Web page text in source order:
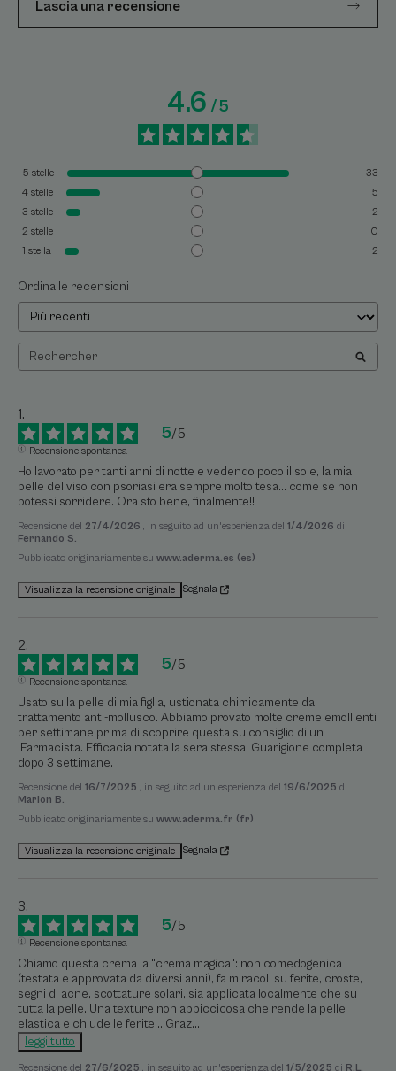
Lascia una recensione
4.6/5
5 stelle
33
4 stelle
5
3 stelle
2
2 stelle
0
1 stella 2
Ordina le recensioni
5/5
Recensione spontanea
Ho lavorato per tanti anni di notte e vedendo poco il sole, la mia
pelle del viso con psoriasi era sempre molto tesa... come se non
potessi sorridere. Ora sto bene, finalmente!!
Recensione del 27/4/2026 , in seguito ad un'esperienza del 1/4/2026 di
Fernando S.
Pubblicato originariamente su www.aderma.es (es)
Visualizza la recensione originale Segnala
5/5
Recensione spontanea
Usato sulla pelle di mia figlia, ustionata chimicamente dal
trattamento anti-mollusco. Abbiamo provato molte creme emollienti
per settimane prima di scoprire questa su consiglio di un
dopo 3 settimane.
Recensione del 16/7/2025 , in seguito ad un'esperienza del 19/6/2025 di
Marion B.
Pubblicato originariamente su www.aderma.fr (fr)
Visualizza la recensione originale Segnala
5/5
Recensione spontanea
Chiamo questa crema la "crema magica": non comedogenica
(testata e approvata da diversi anni), fa miracoli su ferite, croste,
segni di acne, scottature solari, sia applicata localmente che su
tutta la pelle. Una texture non appiccicosa che rende la pelle
elastica e chiude le ferite... Graz...
leggi tutto
Recensione del 27/6/2025 , in seguito ad un'esperienza del 1/5/2025 di R.L.